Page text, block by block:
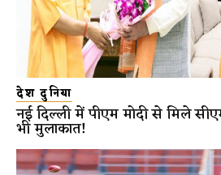
देश दुनिया
नई दिल्ली में पीएम मोदी से मिले
भी मुलाकात!